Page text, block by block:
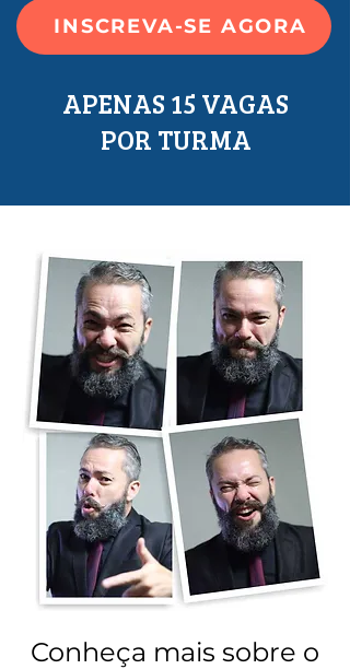
INSCREVA-SE AGORA
APENAS 15 VAGAS
POR TURMA
Conheça mais sobre o